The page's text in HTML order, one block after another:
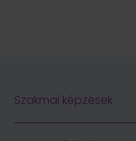
Szakmai képzések